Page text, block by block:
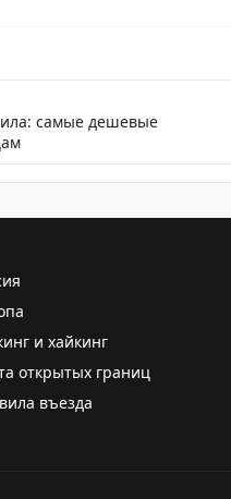
самые дешевые
и хайкинг
открытых границ
въезда